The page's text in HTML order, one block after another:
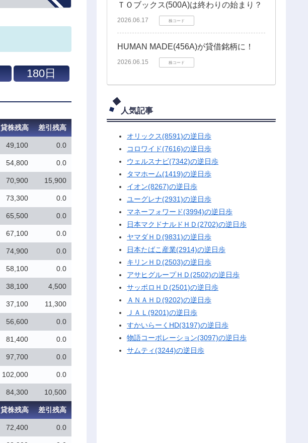
貸株残高 差引残高
49,100 0.0
54,800 0.0
70,900 15,900
73,300 0.0
65,500 0.0
67,100 0.0
74,900 0.0
58,100 0.0
38,100 4,500
37,100 11,300
56,600 0.0
81,400 0.0
97,700 0.0
102,000 0.0
84,300 10,500
貸株残高 差引残高
72,400 0.0
ＴＯブックス(500A)は終わりの始まり？
2026.06.17 株コード
HUMAN MADE(456A)が貸借銘柄に！
2026.06.15 株コード
人気記事
オリックス(8591)の逆日歩
コロワイド(7616)の逆日歩
ウェルスナビ(7342)の逆日歩
タマホーム(1419)の逆日歩
イオン(8267)の逆日歩
ユーグレナ(2931)の逆日歩
マネーフォワード(3994)の逆日歩
日本マクドナルドＨＤ(2702)の逆日歩
ヤマダＨＤ(9831)の逆日歩
日本たばこ産業(2914)の逆日歩
キリンＨＤ(2503)の逆日歩
アサヒグループＨＤ(2502)の逆日歩
サッポロＨＤ(2501)の逆日歩
ＡＮＡＨＤ(9202)の逆日歩
ＪＡＬ(9201)の逆日歩
すかいらーくHD(3197)の逆日歩
物語コーポレーション(3097)の逆日歩
サムティ(3244)の逆日歩